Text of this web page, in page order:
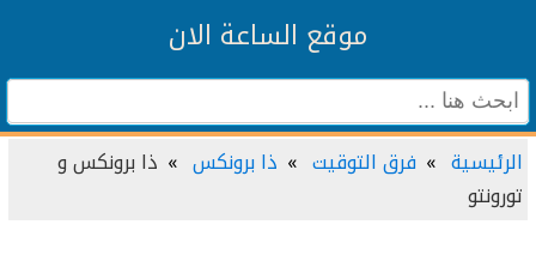
موقع الساعة الان
الرئيسية فرق التوقيت ذا برونكس
ذا برونكس و
تورونتو